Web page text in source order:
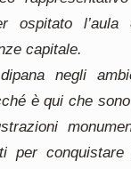
ospitato l’aula
capitale.
negli
è qui che
per conquistare